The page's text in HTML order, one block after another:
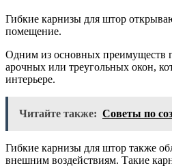
Гибкие карнизы для штор
помещение.
Одним из основных преимуществ
арочных или треугольных окон,
интерьере.
Читайте также: Советы по
Гибкие карнизы для штор также
внешним воздействиям. Такие